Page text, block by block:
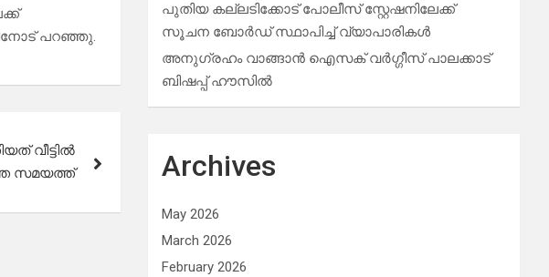
പറഞ്ഞു.
വീട്ടിൽ
സമയത്ത്
പുതിയ കല്ലടിക്കോട് പോലീസ് സ്റ്റേഷനിലേക്ക്
സൂചന ബോർഡ് സ്ഥാപിച്ച് വ്യാപാരികൾ
അനുഗ്രഹം വാങ്ങാൻ ഐസക് വര്‍ഗ്ഗീസ് പാലക്കാട്
ബിഷപ്പ് ഹൗസില്‍
Archives
May 2026
March 2026
February 2026